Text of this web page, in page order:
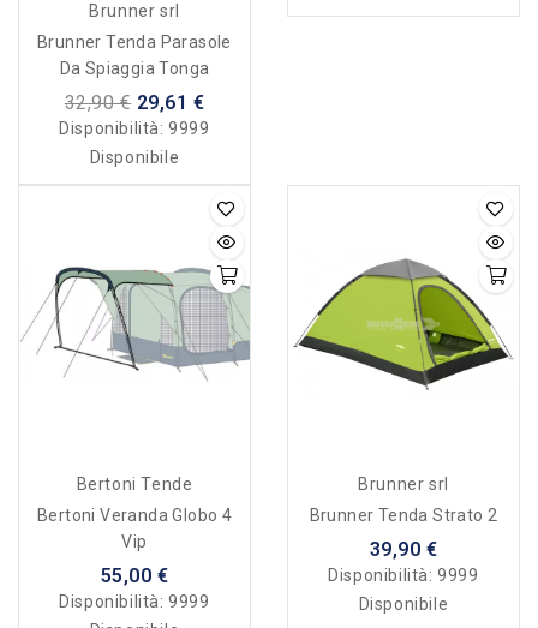
Brunner srl
Brunner Tenda Parasole
Da Spiaggia Tonga
32,90 € 29,61 €
Disponibilità:9999
Disponibile
Bertoni Tende
Bertoni Veranda Globo 4
Vip
55,00 €
Disponibilità:9999
Brunner srl
Brunner Tenda Strato 2
39,90 €
Disponibilità:9999
Disponibile